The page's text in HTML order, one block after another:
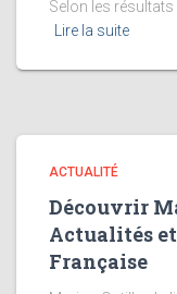
Selon les résultats
Lire la suite
ACTUALITÉ
Découvrir
Actualités
Française